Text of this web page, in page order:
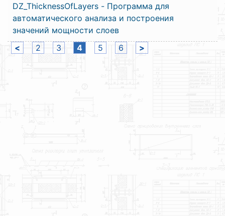
DZ_ThicknessOfLayers - Программа для
автоматического анализа и построения
значений мощности слоев
<
2 3 4 5 6 >